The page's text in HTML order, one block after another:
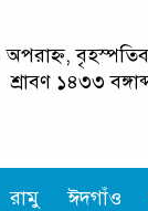
শ্রাবণ ১৪৩৩
রামু ঈদগাঁও